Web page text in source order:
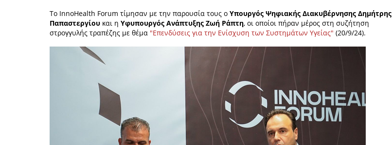
Το InnoHealth Forum τίμησαν με την παρουσία τους ο Υπουργός Ψηφιακής Διακυβέρνησης Δημήτρης
Παπαστεργίου και η Υφυπουργός Ανάπτυξης Ζωή Ράπτη, οι οποίοι πήραν μέρος στη συζήτηση
στρογγυλής τραπέζης με θέμα "Επενδύσεις για την Ενίσχυση των Συστημάτων Υγείας" (20/9/24).